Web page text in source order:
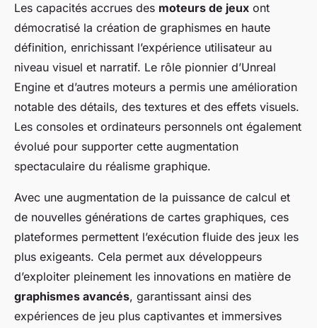
Les capacités accrues des moteurs de jeux ont
démocratisé la création de graphismes en haute
définition, enrichissant l’expérience utilisateur au
niveau visuel et narratif. Le rôle pionnier d’Unreal
Engine et d’autres moteurs a permis une amélioration
notable des détails, des textures et des effets visuels.
Les consoles et ordinateurs personnels ont également
évolué pour supporter cette augmentation
spectaculaire du réalisme graphique.
Avec une augmentation de la puissance de calcul et
de nouvelles générations de cartes graphiques, ces
plateformes permettent l’exécution fluide des jeux les
plus exigeants. Cela permet aux développeurs
d’exploiter pleinement les innovations en matière de
graphismes avancés, garantissant ainsi des
expériences de jeu plus captivantes et immersives